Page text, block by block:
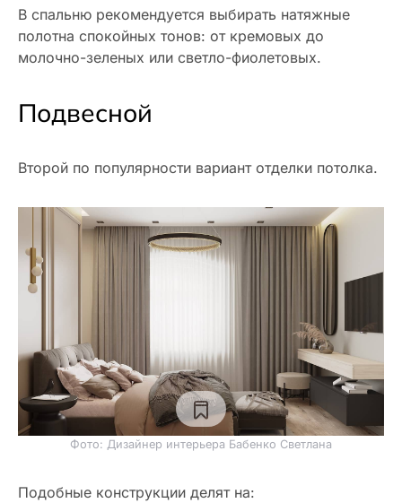
В спальню рекомендуется выбирать натяжные
полотна спокойных тонов: от кремовых до
молочно-зеленых или светло-фиолетовых.
Подвесной
Второй по популярности вариант отделки потолка.
Фото: Дизайнер интерьера Бабенко Светлана
Подобные конструкции делят на: